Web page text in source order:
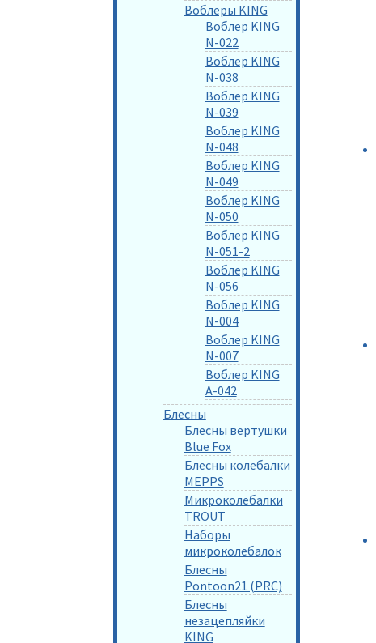
Воблеры KING
Воблер KING
N-022
Воблер KING
N-038
Воблер KING
N-039
Воблер KING
N-048
Воблер KING
N-049
Воблер KING
N-050
Воблер KING
N-051-2
Воблер KING
N-056
Воблер KING
N-004
Воблер KING
N-007
Воблер KING
A-042
Блесны
Блесны вертушки
Blue Fox
Блесны колебалки
MEPPS
Микроколебалки
TROUT
Наборы
микроколебалок
Блесны
Pontoon21 (PRC)
Блесны
незацепляйки
KING